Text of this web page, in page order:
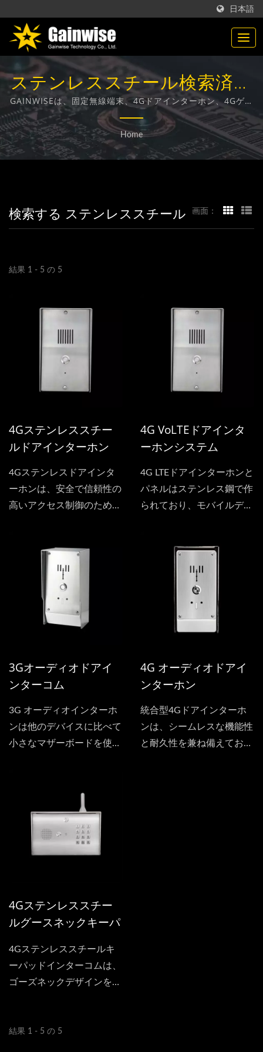
日本語
ステンレススチール検索済み
| 台湾製の通信製品メーカー
| Gainwise Technology Co.,
Ltd.
GAINWISEは、固定無線端末、4Gドアインターホン、4Gゲー
トオープナー、4G煙感知器の設計、開発、製造に特化したメ
ーカーおよび輸出業者です。
Home
検索する ステンレススチール 画面：
結果 1 - 5 の 5
4Gステンレススチー
ルドアインターホン
4Gステンレスドアインタ
ーホンは、安全で信頼性の
高いアクセス制御のために
レススチールで作られてお
り、さまざまな天候条件に
耐えるための耐久性と長寿
命を保証しています。
4G VoLTEドアインタ
ーホンシステム
4G LTEドアインターホンと
パネルはステンレス鋼で作
られており、モバイルデバ
理します。高品質で耐久性
のあるLEDライトボタンと
防水スピーカーおよびマイ
クを使用しています。
3Gオーディオドアイ
ンターコム
3G オーディオインターホ
ンは他のデバイスに比べて
小さなマザーボードを使用
4G オーディオドアイ
ンターホン
統合型4Gドアインターホ
ンは、シームレスな機能性
と耐久性を兼ね備えてお
4Gステンレススチー
ルグースネックキーパ
4Gステンレススチールキ
ーパッドインターコムは、
ゴーズネックデザインを採
テムです。高品質のステン
結果 1 - 5 の 5